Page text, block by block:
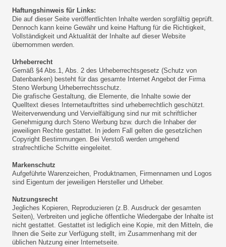
Haftungshinweis für Links:
Die auf dieser Seite veröffentlichten Inhalte werden sorgfältig geprüft.
Dennoch kann keine Gewähr und keine Haftung für die Richtigkeit,
Vollständigkeit und Aktualität der Inhalte auf dieser Website
übernommen werden.
Urheberrecht
Gemäß §4 Abs.1, Abs. 2 des Urheberrechtsgesetz (Schutz von
Datenbanken) besteht für das gesamte Internet Angebot der Firma
Steno Werbung Urheberrechtsschutz.
Die grafische Gestaltung, die Elemente, die Inhalte sowie der
Quelltext dieses Internetauftrittes sind urheberrechtlich geschützt.
Weiterverwendung und Vervielfältigung sind nur mit schriftlicher
Genehmigung durch Steno Werbung bzw. durch die Inhaber der
jeweiligen Rechte gestattet. In jedem Fall gelten die gesetzlichen
Copyright Bestimmungen. Bei Verstoß werden umgehend
strafrechtliche Schritte eingeleitet.
Markenschutz
Aufgeführte Warenzeichen, Produktnamen, Firmennamen und Logos
sind Eigentum der jeweiligen Hersteller und Urheber.
Nutzungsrecht
Jegliches Kopieren, Reproduzieren (z.B. Ausdruck der gesamten
Seiten), Verbreiten und jegliche öffentliche Wiedergabe der Inhalte ist
nicht gestattet. Gestattet ist lediglich eine Kopie, mit den Mitteln, die
Ihnen die Seite zur Verfügung stellt, im Zusammenhang mit der
üblichen Nutzung einer Internetseite.